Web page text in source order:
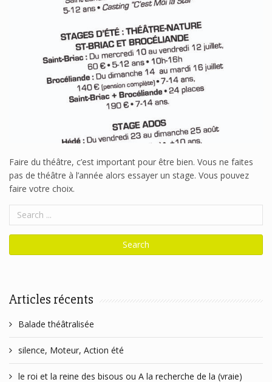
Faire du théâtre, c’est important pour être bien. Vous ne faites
pas de théâtre à l’année alors essayer un stage. Vous pouvez
faire votre choix.
Articles récents
Balade théâtralisée
silence, Moteur, Action été
le roi et la reine des bisous ou A la recherche de la (vraie)